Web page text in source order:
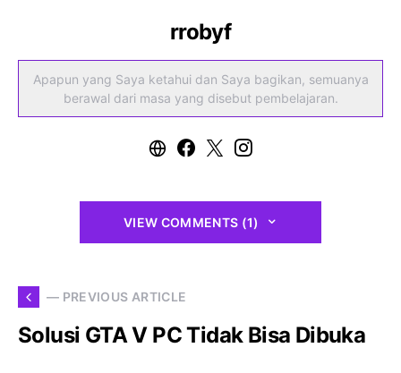
rrobyf
Apapun yang Saya ketahui dan Saya bagikan, semuanya
berawal dari masa yang disebut pembelajaran.
VIEW COMMENTS (1)
— PREVIOUS ARTICLE
Solusi GTA V PC Tidak Bisa Dibuka